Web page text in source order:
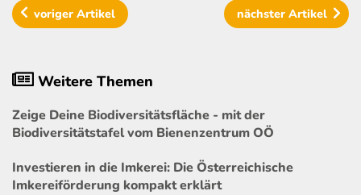
vorigerArtikel nächster Artikel
Weitere Themen
Zeige Deine Biodiversitätsfläche - mit der
Biodiversitätstafel vom Bienenzentrum OÖ
Investieren in die Imkerei: Die Österreichische
Imkereiförderung kompakt erklärt